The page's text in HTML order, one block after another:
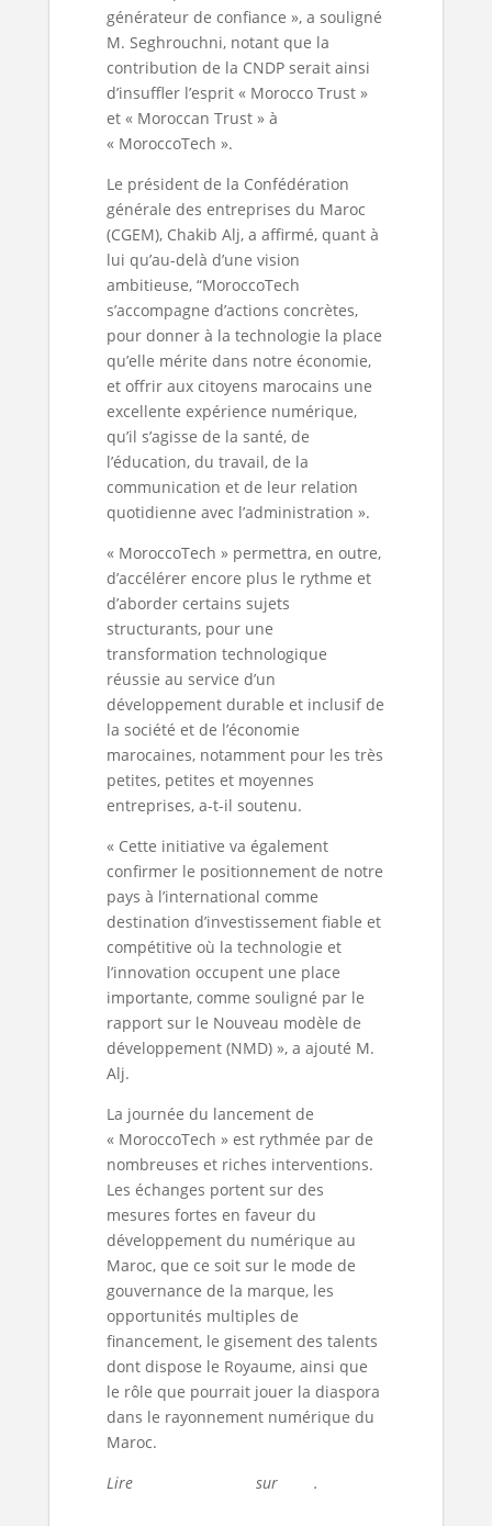
générateur de confiance », a souligné
M. Seghrouchni, notant que la
contribution de la CNDP serait ainsi
d’insuffler l’esprit « Morocco Trust »
et « Moroccan Trust » à
« MoroccoTech ».
Le président de la Confédération
générale des entreprises du Maroc
(CGEM), Chakib Alj, a affirmé, quant à
lui qu’au-delà d’une vision
ambitieuse, “MoroccoTech
s’accompagne d’actions concrètes,
pour donner à la technologie la place
qu’elle mérite dans notre économie,
et offrir aux citoyens marocains une
excellente expérience numérique,
qu’il s’agisse de la santé, de
l’éducation, du travail, de la
communication et de leur relation
quotidienne avec l’administration ».
« MoroccoTech » permettra, en outre,
d’accélérer encore plus le rythme et
d’aborder certains sujets
structurants, pour une
transformation technologique
réussie au service d’un
développement durable et inclusif de
la société et de l’économie
marocaines, notamment pour les très
petites, petites et moyennes
entreprises, a-t-il soutenu.
« Cette initiative va également
confirmer le positionnement de notre
pays à l’international comme
destination d’investissement fiable et
compétitive où la technologie et
l’innovation occupent une place
importante, comme souligné par le
rapport sur le Nouveau modèle de
développement (NMD) », a ajouté M.
Alj.
La journée du lancement de
« MoroccoTech » est rythmée par de
nombreuses et riches interventions.
Les échanges portent sur des
mesures fortes en faveur du
développement du numérique au
Maroc, que ce soit sur le mode de
gouvernance de la marque, les
opportunités multiples de
financement, le gisement des talents
dont dispose le Royaume, ainsi que
le rôle que pourrait jouer la diaspora
dans le rayonnement numérique du
Maroc.
Lire
sur MAP.